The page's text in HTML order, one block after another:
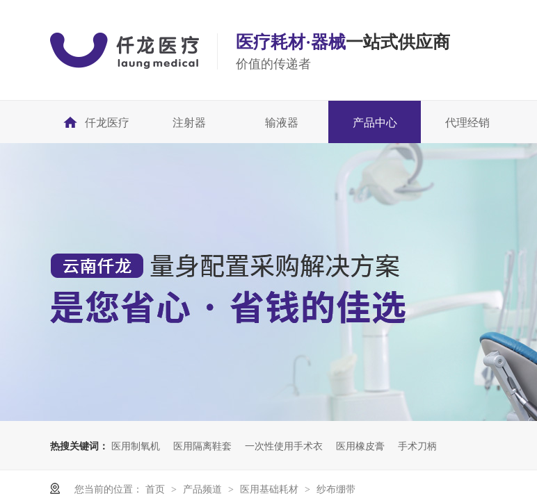
医疗耗材·器械一站式供应商
价值的传递者
仟龙医疗 注射器 输液器 产品中心 代理经销
热搜关键词： 医用制氧机 医用隔离鞋套 一次性使用手术衣 医用橡皮膏 手术刀柄
您当前的位置： 首页 > 产品频道 > 医用基础耗材 > 纱布绷带